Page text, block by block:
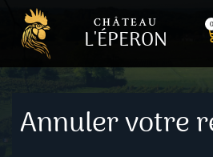
CHÂTEAU
L'ÉPERON
0
Annuler votre